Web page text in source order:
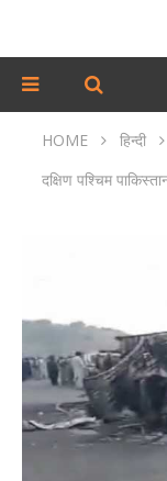
HOME हिन्दी
दक्षिण पश्चिम